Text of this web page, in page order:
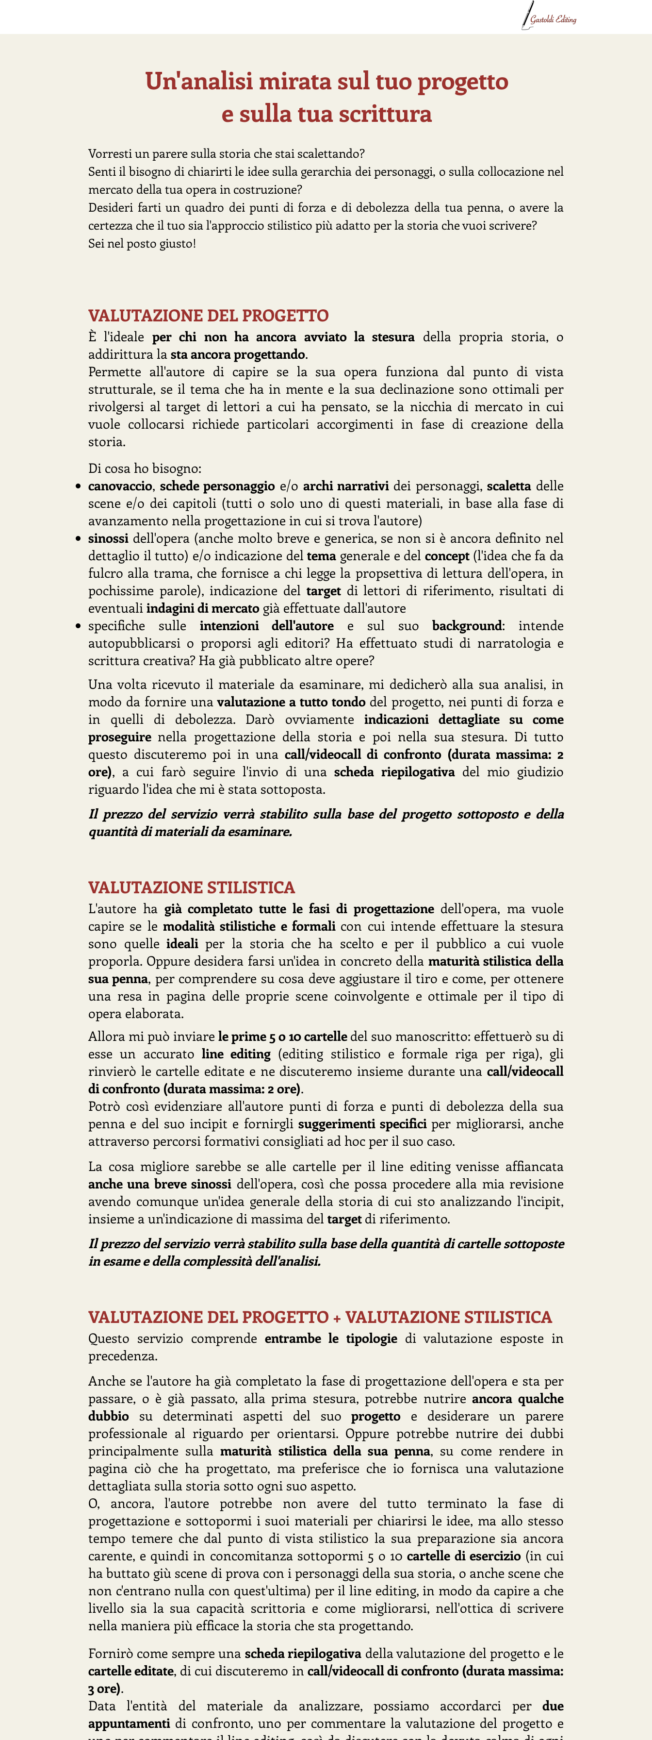
Un'analisi mirata sul tuo progetto
e sulla tua scrittura
Vorresti un parere sulla storia che stai scalettando?
Senti il bisogno di chiarirti le idee sulla gerarchia dei personaggi, o sulla collocazione nel
mercato della tua opera in costruzione?
Desideri farti un quadro dei punti di forza e di debolezza della tua penna, o avere la
certezza che il tuo sia l'approccio stilistico più adatto per la storia che vuoi scrivere?
Sei nel posto giusto!
VALUTAZIONE DEL PROGETTO
È l'ideale per chi non ha ancora avviato la stesura della propria storia, o
addirittura lasta ancora progettando.
Permette all'autore di capire se la sua opera funziona dal punto di vista
strutturale, se il tema che ha in mente e la sua declinazione sono ottimali per
rivolgersi al target di lettori a cui ha pensato, se la nicchia di mercato in cui
vuole collocarsi richiede particolari accorgimenti in fase di creazione della
storia.
Di cosa ho bisogno:
canovaccio, schede personaggio e/o archi narrativi dei personaggi,scaletta delle
scene e/o dei capitoli (tutti o solo uno di questi materiali, in base alla fase di
avanzamento nella progettazione in cui si trova l'autore)
sinossi dell'opera (anche molto breve e generica, se non si è ancora definito nel
dettaglio il tutto) e/o indicazione deltema generale e del concept(l'idea che fa da
fulcro alla trama, che fornisce a chi legge la propsettiva di lettura dell'opera, in
pochissime parole), indicazione del targetdi lettori di riferimento, risultati di
eventualiindagini di mercato già effettuate dall'autore
specifiche sulle intenzioni dell'autore e sul suobackground: intende
autopubblicarsi o proporsi agli editori? Ha effettuato studi di narratologia e
scrittura creativa? Ha già pubblicato altre opere?
Una volta ricevuto il materiale da esaminare, mi dedicherò alla sua analisi, in
modo da fornire unavalutazione a tutto tondo del progetto, nei punti di forza e
in quelli di debolezza. Darò ovviamente indicazioni dettagliate su come
proseguire nella progettazione della storia e poi nella sua stesura. Di tutto
questo discuteremo poi in una call/videocall di confronto (durata massima: 2
ore), a cui farò seguire l'invio di unascheda riepilogativadel mio giudizio
riguardo l'idea che mi è stata sottoposta.
Il prezzo del servizio verrà stabilito sulla base del progetto sottoposto e della
quantità di materiali da esaminare.
VALUTAZIONE STILISTICA
L'autore ha già completato tutte le fasi di progettazionedell'opera, ma vuole
capire se le modalità stilistiche e formali con cui intende effettuare la stesura
sono quelleidealiper la storia che ha scelto e per il pubblico a cui vuole
proporla. Oppure desidera farsi un'idea in concreto della maturità stilistica della
sua penna, per comprendere su cosa deve aggiustare il tiro e come, per ottenere
una resa in pagina delle proprie scene coinvolgente e ottimale per il tipo di
opera elaborata.
Allora mi può inviarele prime 5 o 10 cartelle del suo manoscritto: effettuerò su di
esse un accurato line editing (editing stilistico e formale riga per riga), gli
rinvierò le cartelle editate e ne discuteremo insieme durante una call/videocall
di confronto (durata massima: 2 ore).
Potrò così evidenziare all'autore punti di forza e punti di debolezza della sua
penna e del suo incipit e fornirgli suggerimenti specificiper migliorarsi, anche
attraverso percorsi formativi consigliati ad hoc per il suo caso.
La cosa migliore sarebbe se alle cartelle per il line editing venisse affiancata
anche una breve sinossi dell'opera, così che possa procedere alla mia revisione
avendo comunque un'idea generale della storia di cui sto analizzando l'incipit,
insieme a un'indicazione di massima del targetdi riferimento.
Il prezzo del servizio verrà stabilito sulla base della quantità di cartelle sottoposte
in esame e della complessità dell'analisi.
VALUTAZIONE DEL PROGETTO + VALUTAZIONE STILISTICA
Questo servizio comprendeentrambe le tipologiedi valutazione esposte in
precedenza.
Anche se l'autore ha già completato la fase di progettazione dell'opera e sta per
passare, o è già passato, alla prima stesura, potrebbe nutrireancora qualche
dubbio su determinati aspetti del suoprogetto e desiderare un parere
professionale al riguardo per orientarsi. Oppure potrebbe nutrire dei dubbi
principalmente sullamaturità stilistica della sua penna, su come rendere in
pagina ciò che ha progettato, ma preferisce che io fornisca una valutazione
dettagliata sulla storia sotto ogni suo aspetto.
O, ancora, l'autore potrebbe non avere del tutto terminato la fase di
progettazione e sottopormi i suoi materiali per chiarirsi le idee, ma allo stesso
tempo temere che dal punto di vista stilistico la sua preparazione sia ancora
carente, e quindi in concomitanza sottopormi 5 o 10cartelle di esercizio(in cui
ha buttato giù scene di prova con i personaggi della sua storia, o anche scene che
non c'entrano nulla con quest'ultima) per il line editing, in modo da capire a che
livello sia la sua capacità scrittoria e come migliorarsi, nell'ottica di scrivere
nella maniera più efficace la storia che sta progettando.
Fornirò come sempre una scheda riepilogativa della valutazione del progetto e le
cartelle editate, di cui discuteremo in call/videocall di confronto (durata massima:
3 ore).
Data l'entità del materiale da analizzare, possiamo accordarci per due
appuntamenti di confronto, uno per commentare la valutazione del progetto e